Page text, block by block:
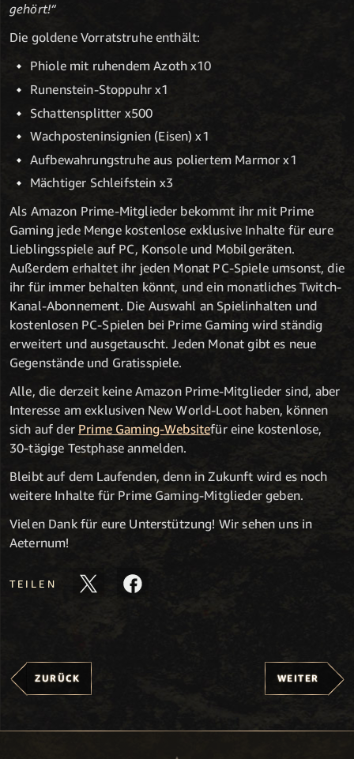
gehört!“
Die goldene Vorratstruhe enthält:
Phiole mit ruhendem Azoth x10
Runenstein-Stoppuhr x1
Schattensplitter x500
Wachposteninsignien (Eisen) x1
Aufbewahrungstruhe aus poliertem Marmor x1
Mächtiger Schleifstein x3
Als Amazon Prime-Mitglieder bekommt ihr mit Prime
Gaming jede Menge kostenlose exklusive Inhalte für eure
Lieblingsspiele auf PC, Konsole und Mobilgeräten.
Außerdem erhaltet ihr jeden Monat PC-Spiele umsonst, die
ihr für immer behalten könnt, und ein monatliches Twitch-
Kanal-Abonnement. Die Auswahl an Spielinhalten und
kostenlosen PC-Spielen bei Prime Gaming wird ständig
erweitert und ausgetauscht. Jeden Monat gibt es neue
Gegenstände und Gratisspiele.
Alle, die derzeit keine Amazon Prime-Mitglieder sind, aber
Interesse am exklusiven New World-Loot haben, können
sich auf der Prime Gaming-Websitefür eine kostenlose,
30-tägige Testphase anmelden.
Bleibt auf dem Laufenden, denn in Zukunft wird es noch
weitere Inhalte für Prime Gaming-Mitglieder geben.
Vielen Dank für eure Unterstützung! Wir sehen uns in
Aeternum!
TEILEN
ZURÜCK WEITER